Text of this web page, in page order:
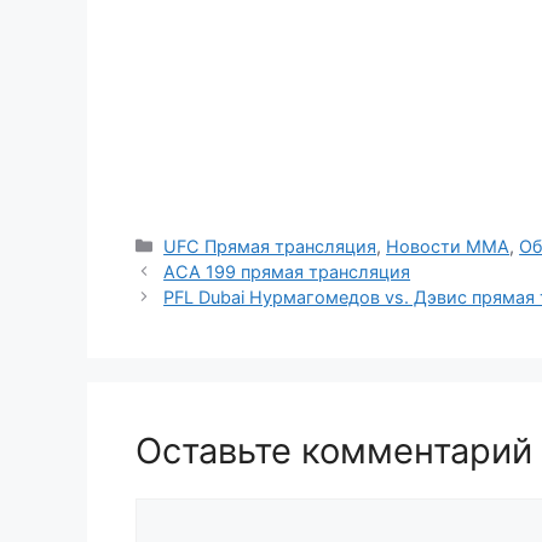
Рубрики
UFC Прямая трансляция, Новости ММА,
АСА 199 прямая трансляция
PFL Dubai Нурмагомедов vs. Дэвис прямая
Оставьте комментарий